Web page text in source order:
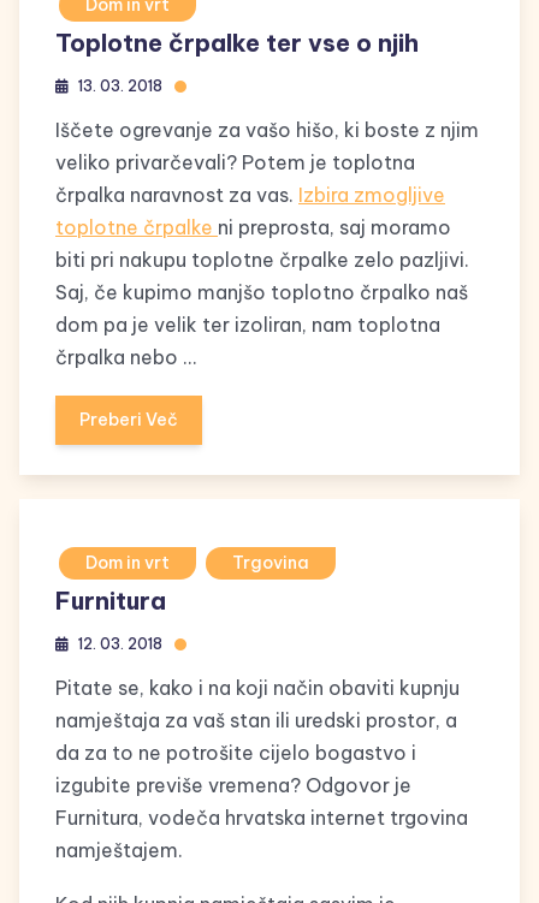
Dom in vrt
Toplotne črpalke ter vse o njih
13. 03. 2018
Iščete ogrevanje za vašo hišo, ki boste z njim
veliko privarčevali? Potem je toplotna
črpalka naravnost za vas. Izbira zmogljive
toplotne črpalke ni preprosta, saj moramo
biti pri nakupu toplotne črpalke zelo pazljivi.
Saj, če kupimo manjšo toplotno črpalko naš
dom pa je velik ter izoliran, nam toplotna
črpalka nebo …
Preberi Več
Dom in vrt Trgovina
Furnitura
12. 03. 2018
Pitate se, kako i na koji način obaviti kupnju
namještaja za vaš stan ili uredski prostor, a
da za to ne potrošite cijelo bogastvo i
izgubite previše vremena? Odgovor je
Furnitura, vodeča hrvatska internet trgovina
namještajem.